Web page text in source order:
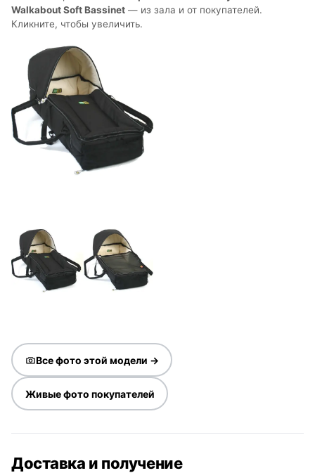
Walkabout Soft Bassinet — из зала и от покупателей.
Кликните, чтобы увеличить.
Все фото этой модели →
Живые фото покупателей
Доставка и получение